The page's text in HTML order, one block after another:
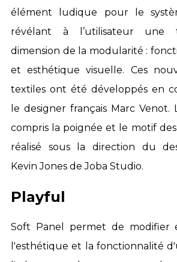
élément ludique pour le
révélant à l’utilisateur une
dimension de la modularité :
et esthétique visuelle. Ces
textiles ont été développés en
le designer français Marc Venot.
compris la poignée et le motif
réalisé sous la direction du
Kevin Jones de Joba Studio.
Playful
Soft Panel permet de
l'esthétique et la fonctionnalité